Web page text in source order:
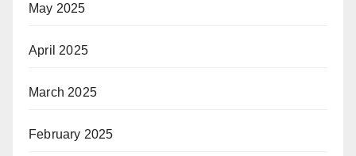
May 2025
April 2025
March 2025
February 2025